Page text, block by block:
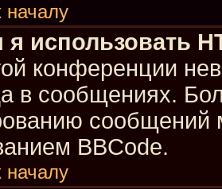
началу
я использовать
конференции
в сообщениях.
сообщений
BBCode.
началу